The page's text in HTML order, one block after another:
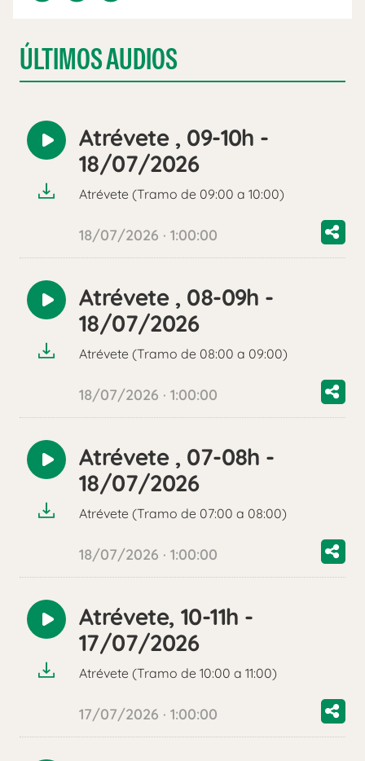
ÚLTIMOS AUDIOS
Reproducir
audio
Atrévete , 09-10h -
18/07/2026
Atrévete (Tramo de 09:00 a 10:00)
18/07/2026 · 1:00:00
Reproducir
audio
Atrévete , 08-09h -
18/07/2026
Atrévete (Tramo de 08:00 a 09:00)
18/07/2026 · 1:00:00
Reproducir
audio
Atrévete , 07-08h -
18/07/2026
Atrévete (Tramo de 07:00 a 08:00)
18/07/2026 · 1:00:00
Reproducir
audio
Atrévete, 10-11h -
17/07/2026
Atrévete (Tramo de 10:00 a 11:00)
17/07/2026 · 1:00:00